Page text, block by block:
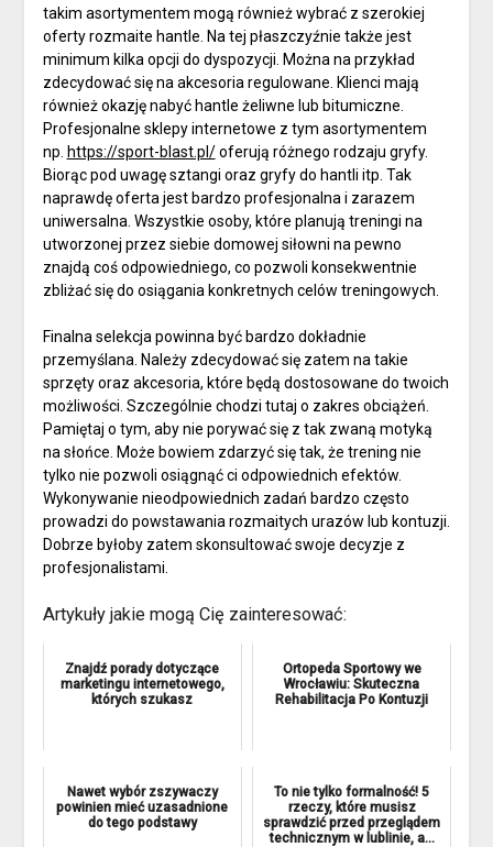
takim asortymentem mogą również wybrać z szerokiej
oferty rozmaite hantle. Na tej płaszczyźnie także jest
minimum kilka opcji do dyspozycji. Można na przykład
zdecydować się na akcesoria regulowane. Klienci mają
również okazję nabyć hantle żeliwne lub bitumiczne.
Profesjonalne sklepy internetowe z tym asortymentem
np. https://sport-blast.pl/oferują różnego rodzaju gryfy.
Biorąc pod uwagę sztangi oraz gryfy do hantli itp. Tak
naprawdę oferta jest bardzo profesjonalna i zarazem
uniwersalna. Wszystkie osoby, które planują treningi na
utworzonej przez siebie domowej siłowni na pewno
znajdą coś odpowiedniego, co pozwoli konsekwentnie
zbliżać się do osiągania konkretnych celów treningowych.
Finalna selekcja powinna być bardzo dokładnie
przemyślana. Należy zdecydować się zatem na takie
sprzęty oraz akcesoria, które będą dostosowane do twoich
możliwości. Szczególnie chodzi tutaj o zakres obciążeń.
Pamiętaj o tym, aby nie porywać się z tak zwaną motyką
na słońce. Może bowiem zdarzyć się tak, że trening nie
tylko nie pozwoli osiągnąć ci odpowiednich efektów.
Wykonywanie nieodpowiednich zadań bardzo często
prowadzi do powstawania rozmaitych urazów lub kontuzji.
Dobrze byłoby zatem skonsultować swoje decyzje z
profesjonalistami.
Artykuły jakie mogą Cię zainteresować:
Znajdź porady dotyczące
marketingu internetowego,
których szukasz
Ortopeda Sportowy we
Wrocławiu: Skuteczna
Rehabilitacja Po Kontuzji
Nawet wybór zszywaczy
powinien mieć uzasadnione
do tego podstawy
To nie tylko formalność! 5
rzeczy, które musisz
sprawdzić przed przeglądem
technicznym w lublinie, a...